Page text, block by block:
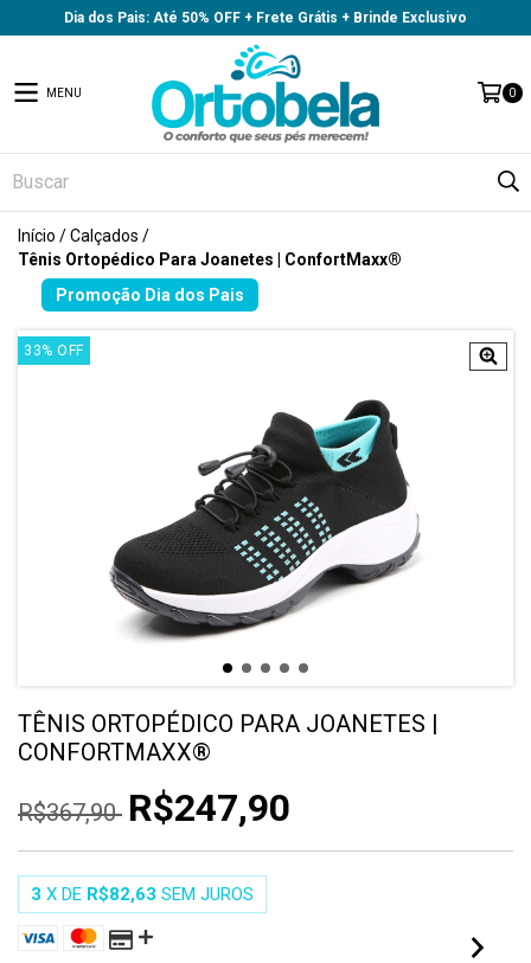
Dia dos Pais: Até 50% OFF + Frete Grátis + Brinde Exclusivo
MENU 0
Início /Calçados /
Tênis Ortopédico Para Joanetes | ConfortMaxx®
33% OFF
TÊNIS ORTOPÉDICO PARA JOANETES |
CONFORTMAXX®
R$367,90 R$247,90
3 X DE R$82,63 SEM JUROS